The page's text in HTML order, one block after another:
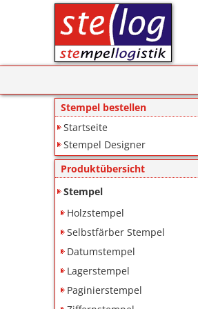
Stempel bestellen
Startseite
Stempel Designer
Produktübersicht
Stempel
Holzstempel
Selbstfärber Stempel
Datumstempel
Lagerstempel
Paginierstempel